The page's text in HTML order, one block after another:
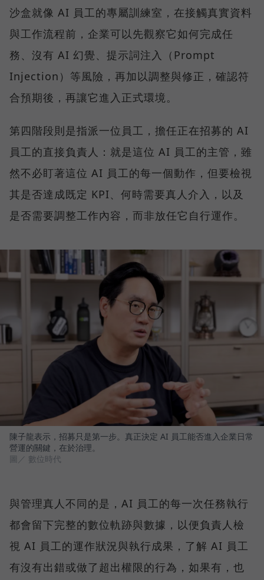
沙盒就像 AI 員工的專屬訓練室，在接觸真實資料
與工作流程前，企業可以先觀察它如何完成任
務、沒有 AI 幻覺、提示詞注入（Prompt
Injection）等風險，再加以調整與修正，確認符
合預期後，再讓它進入正式環境。
第四階段則是指派一位員工，擔任正在招募的 AI
員工的直接負責人：就是這位 AI 員工的主管，雖
然不必盯著這位 AI 員工的每一個動作，但要檢視
其是否達成既定 KPI、何時需要真人介入，以及
是否需要調整工作內容，而非放任它自行運作。
陳子龍表示，招募只是第一步。真正決定 AI 員工能否進入企業日常
營運的關鍵，在於治理。
圖／ 數位時代
與管理真人不同的是，AI 員工的每一次任務執行
都會留下完整的數位軌跡與數據，以便負責人檢
視 AI 員工的運作狀況與執行成果，了解 AI 員工
有沒有出錯或做了超出權限的行為，如果有，也